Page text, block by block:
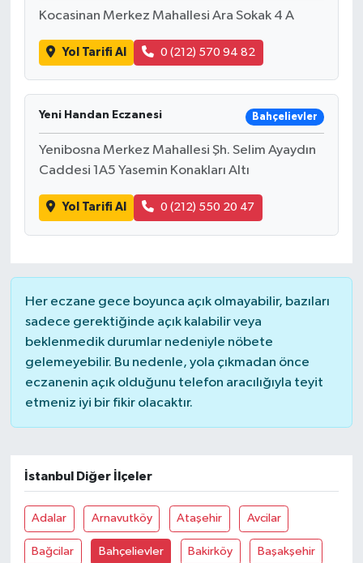
Kocasinan Merkez Mahallesi Ara Sokak 4 A
Yol Tarifi Al 0 (212) 570 94 82
Yeni Handan Eczanesi Bahçelievler
Yenibosna Merkez Mahallesi Şh. Selim Ayaydın
Caddesi 1A5 Yasemin Konakları Altı
Yol Tarifi Al 0 (212) 550 20 47
Her eczane gece boyunca açık olmayabilir, bazıları
sadece gerektiğinde açık kalabilir veya
beklenmedik durumlar nedeniyle nöbete
gelemeyebilir. Bu nedenle, yola çıkmadan önce
eczanenin açık olduğunu telefon aracılığıyla teyit
etmeniz iyi bir fikir olacaktır.
İstanbul Diğer İlçeler
Adalar Arnavutköy Ataşehir Avcilar
Bağcilar Bahçelievler Bakirköy Başakşehir